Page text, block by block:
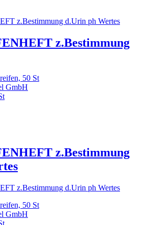
z.Bestimmung
50 St
GmbH
z.Bestimmung
50 St
GmbH